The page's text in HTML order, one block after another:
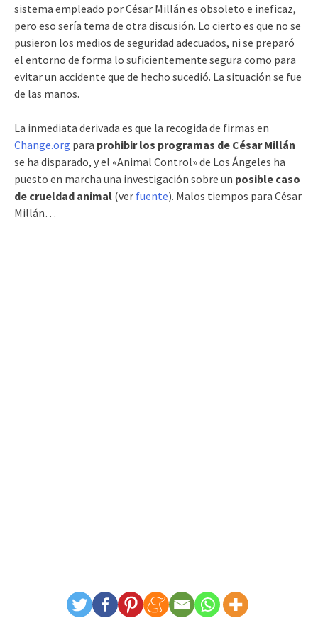
sistema empleado por César Millán es obsoleto e ineficaz,
pero eso sería tema de otra discusión. Lo cierto es que no se
pusieron los medios de seguridad adecuados, ni se preparó
el entorno de forma lo suficientemente segura como para
evitar un accidente que de hecho sucedió. La situación se fue
de las manos.
La inmediata derivada es que la recogida de firmas en
Change.org para prohibir los programas de César Millán
se ha disparado, y el «Animal Control» de Los Ángeles ha
puesto en marcha una investigación sobre un posible caso
de crueldad animal (ver fuente). Malos tiempos para César
Millán…